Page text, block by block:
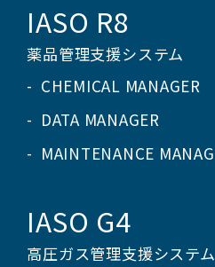
IASO R8
薬品管理支援システム
CHEMICAL MANAGER
DATA MANAGER
MAINTENANCE
IASO G4
高圧ガス管理支援システム